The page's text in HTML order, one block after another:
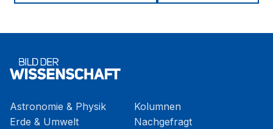
Astronomie & Physik
Erde & Umwelt
Kolumnen
Nachgefragt